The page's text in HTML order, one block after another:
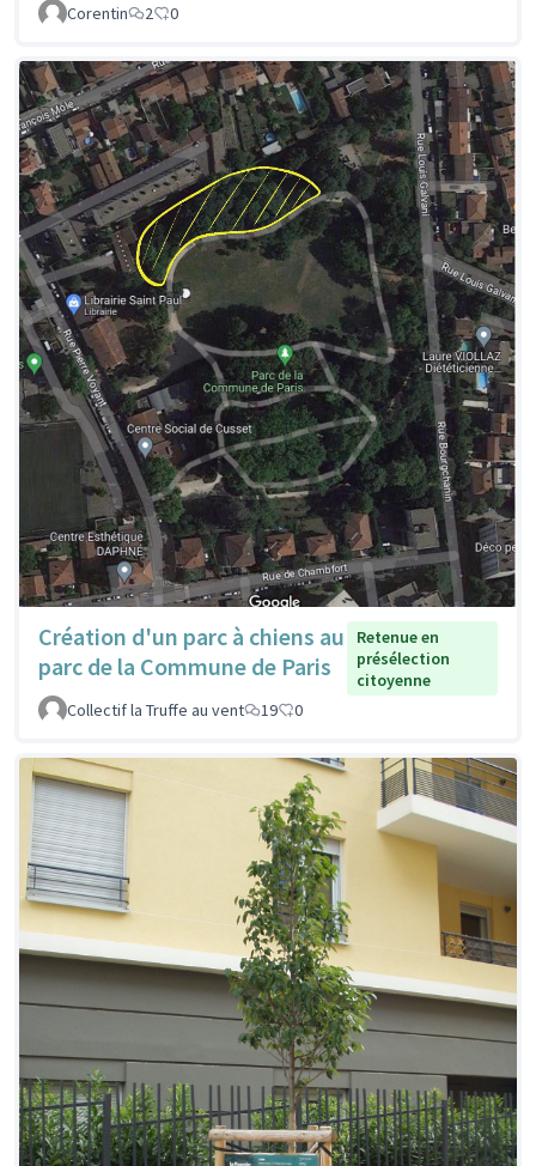
Corentin
2 0
Création d'un parc à chiens au
parc de la Commune de Paris
Retenue en
présélection
citoyenne
Collectif la Truffe au vent
19 0